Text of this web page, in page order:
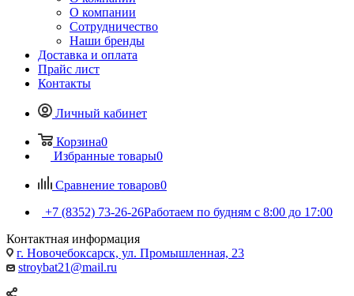
О компании
Сотрудничество
Наши бренды
Доставка и оплата
Прайс лист
Контакты
Личный кабинет
Корзина0
Избранные товары0
Сравнение товаров0
+7 (8352) 73-26-26Работаем по будням с 8:00 до 17:00
Контактная информация
г. Новочебоксарск, ул. Промышленная, 23
stroybat21@mail.ru